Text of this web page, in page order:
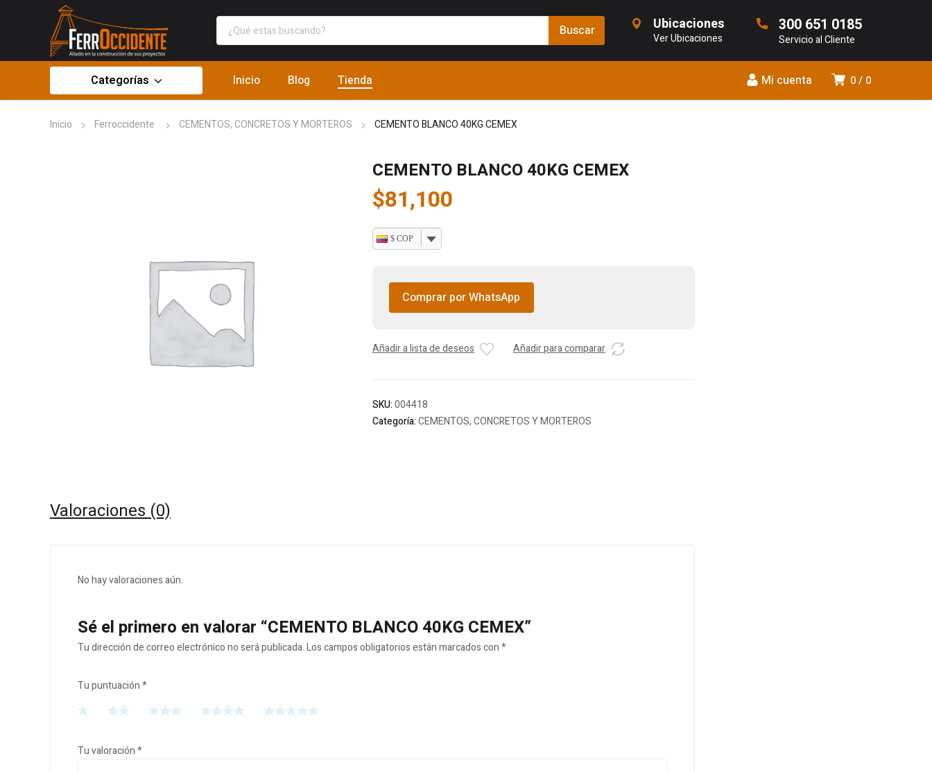
Ubicaciones
Ver Ubicaciones
300 651 0185
Servicio al Cliente
0 0
Mi cuenta
Categorías Inicio Blog Tienda
Inicio Ferroccidente CEMENTOS, CONCRETOS Y MORTEROS CEMENTO BLANCO 40KG CEMEX
CEMENTO BLANCO 40KG CEMEX
$81,100
$ COP
Comprar por WhatsApp
Añadir a lista de deseos Añadir para comparar
SKU:004418
Categoría:CEMENTOS, CONCRETOS Y MORTEROS
Valoraciones (0)
No hay valoraciones aún.
Sé el primero en valorar “CEMENTO BLANCO 40KG CEMEX”
Tu dirección de correo electrónico no será publicada.Los campos obligatorios están marcados con*
Tu puntuación*
Tu valoración*